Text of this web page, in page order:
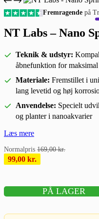
Fremragendepå
NT Labs – Nano
Teknik & udstyr:
åbnefunktion for
Materiale: Fremstillet i
lang levetid og høj
Anvendelse: Specielt
og planter i nanoakvarier
Læs mere
169,00kr.
99,00 kr.
PÅ LAGER